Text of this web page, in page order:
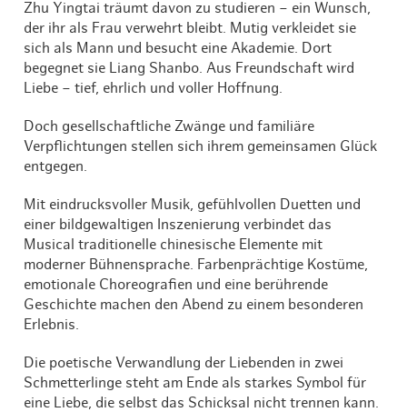
Zhu Yingtai träumt davon zu studieren – ein Wunsch,
der ihr als Frau verwehrt bleibt. Mutig verkleidet sie
sich als Mann und besucht eine Akademie. Dort
begegnet sie Liang Shanbo. Aus Freundschaft wird
Liebe – tief, ehrlich und voller Hoffnung.
Doch gesellschaftliche Zwänge und familiäre
Verpflichtungen stellen sich ihrem gemeinsamen Glück
entgegen.
Mit eindrucksvoller Musik, gefühlvollen Duetten und
einer bildgewaltigen Inszenierung verbindet das
Musical traditionelle chinesische Elemente mit
moderner Bühnensprache. Farbenprächtige Kostüme,
emotionale Choreografien und eine berührende
Geschichte machen den Abend zu einem besonderen
Erlebnis.
Die poetische Verwandlung der Liebenden in zwei
Schmetterlinge steht am Ende als starkes Symbol für
eine Liebe, die selbst das Schicksal nicht trennen kann.